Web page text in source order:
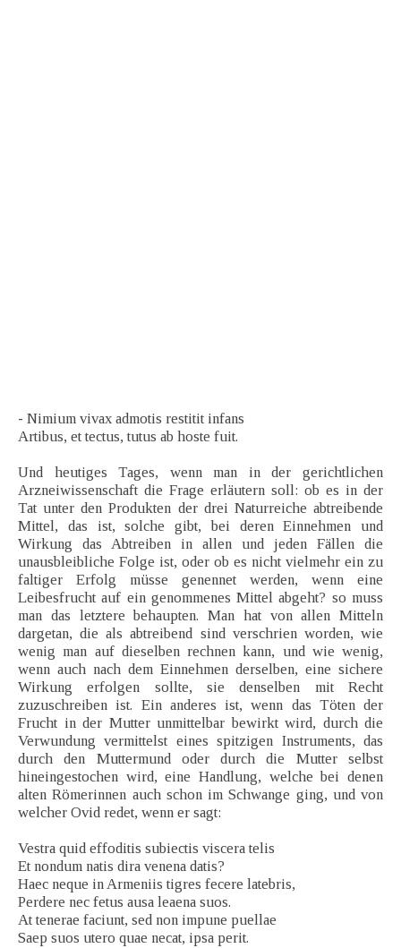
- Nimium vivax admotis restitit infans
Artibus, et tectus, tutus ab hoste fuit.
Und heutiges Tages, wenn man in der gerichtlichen
Arzneiwissenschaft die Frage erläutern soll: ob es in der
Tat unter den Produkten der drei Naturreiche abtreibende
Mittel, das ist, solche gibt, bei deren Einnehmen und
Wirkung das Abtreiben in allen und jeden Fällen die
unausbleibliche Folge ist, oder ob es nicht vielmehr ein zu
faltiger Erfolg müsse genennet werden, wenn eine
Leibesfrucht auf ein genommenes Mittel abgeht? so muss
man das letztere behaupten. Man hat von allen Mitteln
dargetan, die als abtreibend sind verschrien worden, wie
wenig man auf dieselben rechnen kann, und wie wenig,
wenn auch nach dem Einnehmen derselben, eine sichere
Wirkung erfolgen sollte, sie denselben mit Recht
zuzuschreiben ist. Ein anderes ist, wenn das Töten der
Frucht in der Mutter unmittelbar bewirkt wird, durch die
Verwundung vermittelst eines spitzigen Instruments, das
durch den Muttermund oder durch die Mutter selbst
hineingestochen wird, eine Handlung, welche bei denen
alten Römerinnen auch schon im Schwange ging, und von
welcher Ovid redet, wenn er sagt:
Vestra quid effoditis subiectis viscera telis
Et nondum natis dira venena datis?
Haec neque in Armeniis tigres fecere latebris,
Perdere nec fetus ausa leaena suos.
At tenerae faciunt, sed non impune puellae
Saep suos utero quae necat, ipsa perit.